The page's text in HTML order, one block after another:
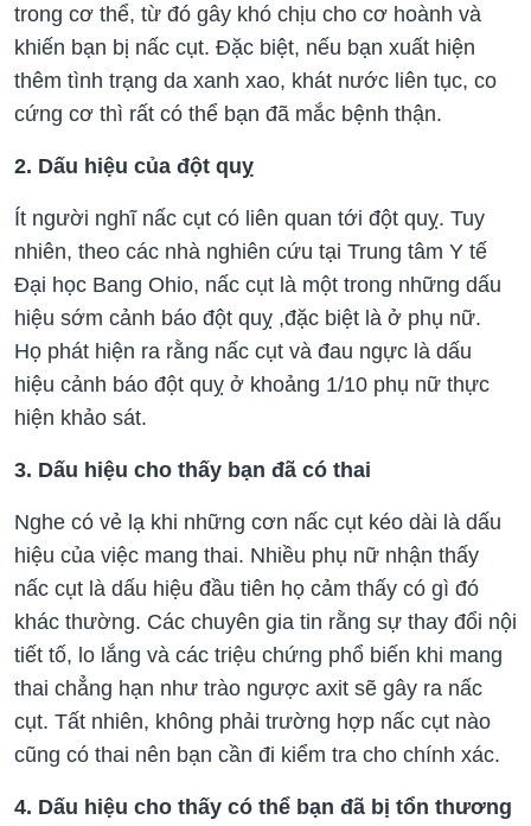
trong cơ thể, từ đó gây khó chịu cho cơ hoành và
khiến bạn bị nấc cụt. Đặc biệt, nếu bạn xuất hiện
thêm tình trạng da xanh xao, khát nước liên tục, co
cứng cơ thì rất có thể bạn đã mắc bệnh thận.
2. Dấu hiệu của đột quỵ
Ít người nghĩ nấc cụt có liên quan tới đột quỵ. Tuy
nhiên, theo các nhà nghiên cứu tại Trung tâm Y tế
Đại học Bang Ohio, nấc cụt là một trong những dấu
hiệu sớm cảnh báo đột quỵ ,đặc biệt là ở phụ nữ.
Họ phát hiện ra rằng nấc cụt và đau ngực là dấu
hiệu cảnh báo đột quỵ ở khoảng 1/10 phụ nữ thực
hiện khảo sát.
3. Dấu hiệu cho thấy bạn đã có thai
Nghe có vẻ lạ khi những cơn nấc cụt kéo dài là dấu
hiệu của việc mang thai. Nhiều phụ nữ nhận thấy
nấc cụt là dấu hiệu đầu tiên họ cảm thấy có gì đó
khác thường. Các chuyên gia tin rằng sự thay đổi nội
tiết tố, lo lắng và các triệu chứng phổ biến khi mang
thai chẳng hạn như trào ngược axit sẽ gây ra nấc
cụt. Tất nhiên, không phải trường hợp nấc cụt nào
cũng có thai nên bạn cần đi kiểm tra cho chính xác.
4. Dấu hiệu cho thấy có thể bạn đã bị tổn thương